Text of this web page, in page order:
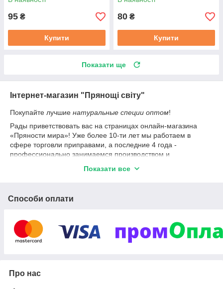
95 ₴
Купити
80 ₴
Купити
Показати ще
Інтернет-магазин "Прянощі світу"
Покупайте лучшие натуральные специи оптом!
Рады приветствовать вас на страницах онлайн-магазина
«Пряности мира»! Уже более 10-ти лет мы работаем в
сфере торговли приправами, а последние 4 года -
профессионально занимаемся производством и
предлагая более 60 видов смесей оптом и в розницу.
клиентам достойные внимания товары оптом, на развес от
Этот сайт создан, в первую очередь, как площадка для
знакомства и предложения сотрудничества нашим
партнерам: предприятиям и предпринимателям,
ассортименте, насколько качественной бы она ни была,
Показати все
Способи оплати
Про нас